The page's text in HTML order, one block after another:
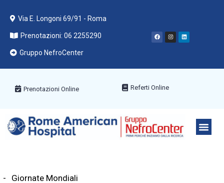
Via E. Longoni 69/91 - Roma
Prenotazioni: 06 2255290
Gruppo NefroCenter
Prenotazioni Online Referti Online
Giornate Mondiali